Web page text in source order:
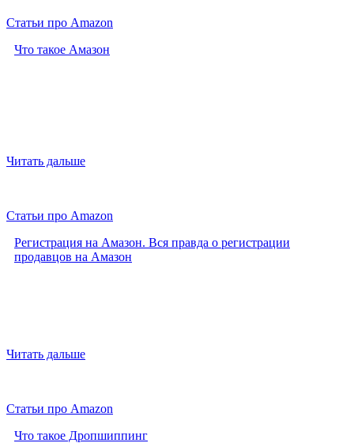
Статьи про Amazon
Что такое Амазон
Читать дальше
Статьи про Amazon
Регистрация на Амазон. Вся правда о регистрации
продавцов на Амазон
Читать дальше
Статьи про Amazon
Что такое Дропшиппинг